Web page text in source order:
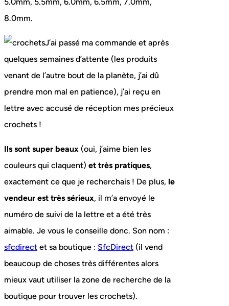
5.0mm, 5.5mm, 6.0mm, 6.5mm, 7.0mm,
8.0mm.
J’ai passé ma commande et après
quelques semaines d’attente (les produits
venant de l’autre bout de la planète, j’ai dû
prendre mon mal en patience), j’ai reçu en
lettre avec accusé de réception mes précieux
crochets !
Ils sont super beaux (oui, j’aime bien les
couleurs qui claquent) et très pratiques,
exactement ce que je recherchais ! De plus, le
vendeur est très sérieux, il m’a envoyé le
numéro de suivi de la lettre et a été très
aimable. Je vous le conseille donc. Son nom :
sfcdirect et sa boutique : SfcDirect (il vend
beaucoup de choses très différentes alors
mieux vaut utiliser la zone de recherche de la
boutique pour trouver les crochets).